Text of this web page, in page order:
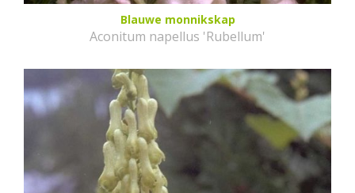
Blauwe monnikskap
Aconitum napellus 'Rubellum'